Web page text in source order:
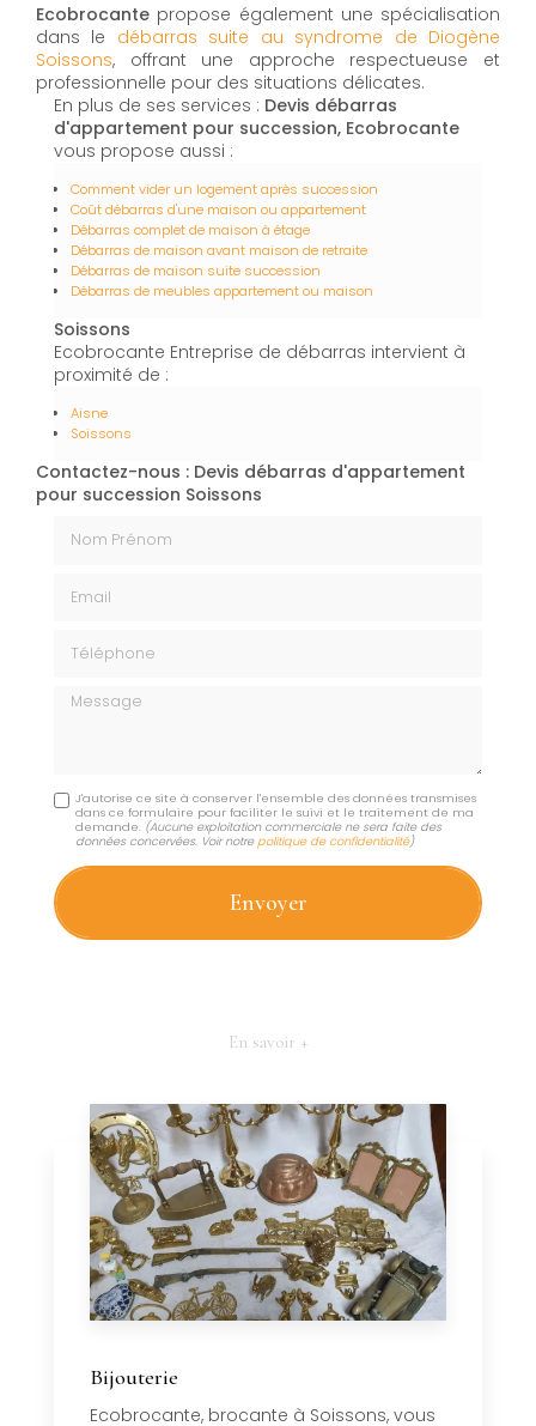
Ecobrocante propose également une spécialisation
dans le débarras suite au syndrome de Diogène
Soissons, offrant une approche respectueuse et
professionnelle pour des situations délicates.
En plus de ses services : Devis débarras
d'appartement pour succession, Ecobrocante
vous propose aussi :
Comment vider un logement après succession
Coût débarras d'une maison ou appartement
Débarras complet de maison à étage
Débarras de maison avant maison de retraite
Débarras de maison suite succession
Débarras de meubles appartement ou maison
Soissons
Ecobrocante Entreprise de débarras intervient à
proximité de :
Aisne
Soissons
Contactez-nous : Devis débarras d'appartement
pour succession Soissons
Message
J'autorise ce site à conserver l'ensemble des données transmises
dans ce formulaire pour faciliter le suivi et le traitement de ma
demande. (Aucune exploitation commerciale ne sera faite des
données concervées. Voir notrepolitique de confidentialité)
En savoir +
Bijouterie
Ecobrocante, brocante à Soissons, vous